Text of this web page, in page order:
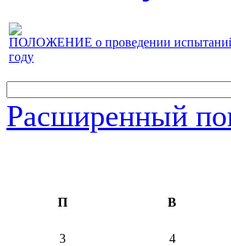
ПОЛОЖЕНИЕ о проведении испытаний
году
Расширенный
П В
3 4